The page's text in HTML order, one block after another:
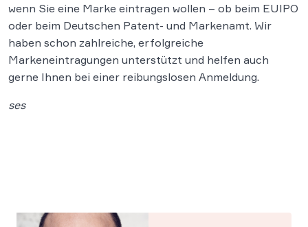
wenn Sie eine Marke eintragen wollen – ob beim EUIPO
oder beim Deutschen Patent- und Markenamt. Wir
haben schon zahlreiche, erfolgreiche
Markeneintragungen unterstützt und helfen auch
gerne Ihnen bei einer reibungslosen Anmeldung.
ses